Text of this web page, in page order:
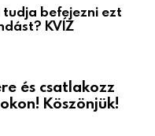
tudja befejezni ezt
KVÍZ
és csatlakozz
Köszönjük!